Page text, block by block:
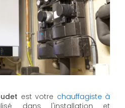
est votre chauffagiste à
dans l'installation et